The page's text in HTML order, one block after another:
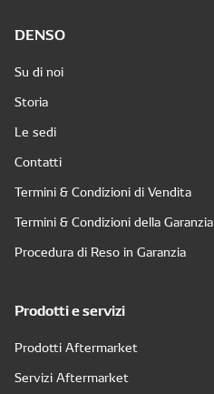
DENSO
Su di noi
Storia
Le sedi
Contatti
Termini & Condizioni di Vendita
Termini & Condizioni della Garanzia
Procedura di Reso in Garanzia
Prodotti e servizi
Prodotti Aftermarket
Servizi Aftermarket